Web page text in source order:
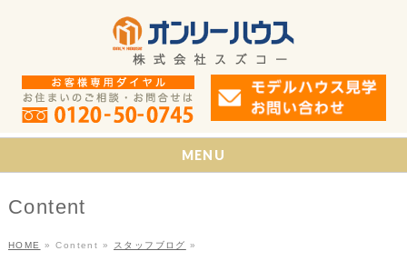
MENU
Content
HOME » Content » スタッフブログ »